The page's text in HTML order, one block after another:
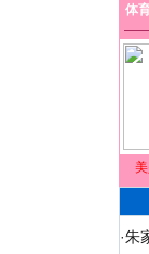
体
·朱